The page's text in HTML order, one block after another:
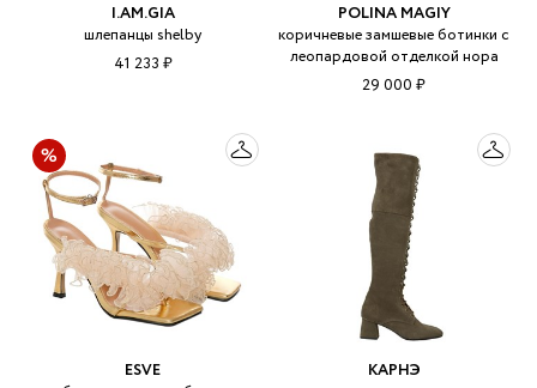
I.AM.GIA
шлепанцы shelby
41 233 ₽
POLINA MAGIY
коричневые замшевые ботинки с
леопардовой отделкой нора
29 000 ₽
ESVE
КАРНЭ